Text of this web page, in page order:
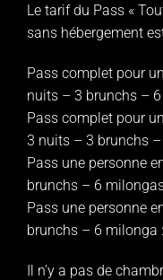
Le tarif du Pass «
sans hébergement
Pass complet pour
nuits – 3 brunchs –
Pass complet pour
3 nuits – 3 brunchs
Pass une personne
brunchs – 6
Pass une personne
brunchs – 6 milonga
Il n’y a pas de